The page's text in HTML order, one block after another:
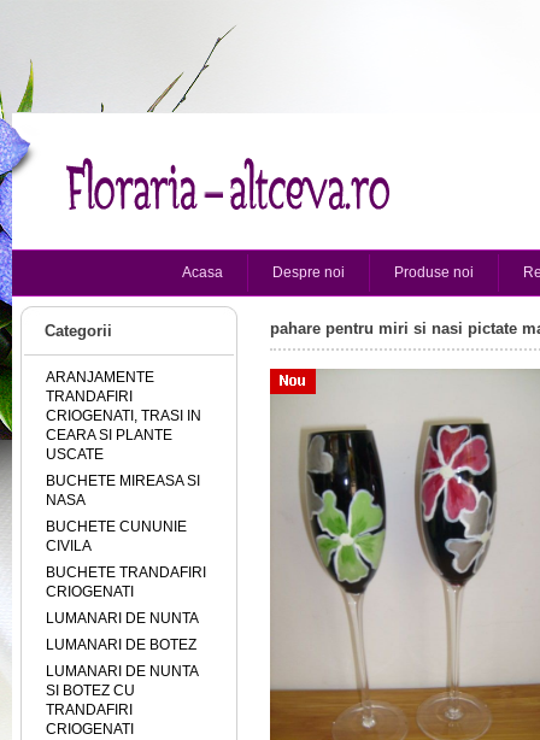
Acasa Despre noi Produse noi
Categorii
ARANJAMENTE
TRANDAFIRI
CRIOGENATI, TRASI IN
CEARA SI PLANTE
USCATE
BUCHETE MIREASA SI
NASA
BUCHETE CUNUNIE
CIVILA
BUCHETE TRANDAFIRI
CRIOGENATI
LUMANARI DE NUNTA
LUMANARI DE BOTEZ
LUMANARI DE NUNTA
SI BOTEZ CU
TRANDAFIRI
CRIOGENATI
pahare pentru miri si nasi pictate